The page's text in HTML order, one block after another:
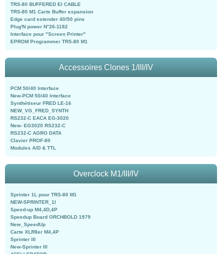
TRS-80 BUFFERED EI CABLE
TRS-80 M1 Carte Buffer expansion
Edge card estender 40/50 pins
Plug'N power N°26-1182
Interface pour "Screen Printer"
EPROM Programmer TRS-80 M1
Accessoires Clones 1/III/IV
PCM 50/40 Interface
New-PCM 50/40 Interface
Synthétiseur FRED LE-16
NEW_VG_FRED_SYNTH
RS232-C EACA EG-3020
New- EG3020 RS232-C
RS232-C AGRO DATA
Clavier PROF-80
Modules A/D & TTL
Overclock M1/III/IV
Sprinter 1L pour TRS-80 M1
NEW-SPRINTER_1l
Speed-up M4,4D,4P
Speedup Board ORCHBOLD 1979
New_SpeedUp
Carte XLR8er M4,4P
Sprinter III
New-Sprinter III